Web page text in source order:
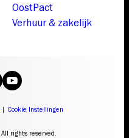
OostPact
Verhuur & zakelijk
| Cookie Instellingen
rights reserved.